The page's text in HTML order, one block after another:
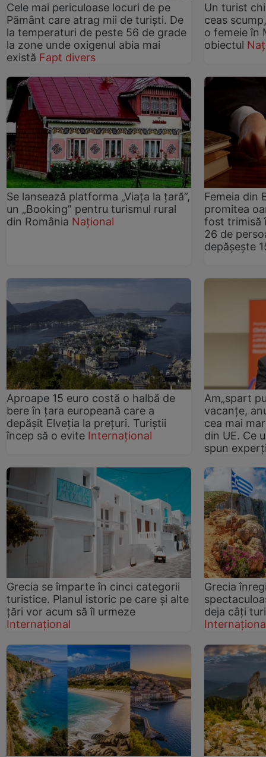
Cele mai periculoase locuri de pe
Pământ care atrag mii de turiști. De
la temperaturi de peste 56 de grade
la zone unde oxigenul abia mai
există Fapt divers
Un turist
ceas
o femeie în
obiectul
Se lansează platforma „Viața la țară”,
un „Booking” pentru turismul rural
din România Național
Femeia din
promitea
fost trimisă
26 de
depășește
Aproape 15 euro costă o halbă de
bere în țara europeană care a
depășit Elveția la prețuri. Turiștii
încep să o evite Internațional
Am„spart
vacanțe,
cea mai
din UE. Ce
spun
Grecia se împarte în cinci categorii
turistice. Planul istoric pe care și alte
țări vor acum să îl urmeze
Internațional
Grecia
deja câți